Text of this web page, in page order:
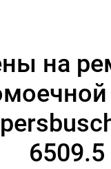
на
6509.5